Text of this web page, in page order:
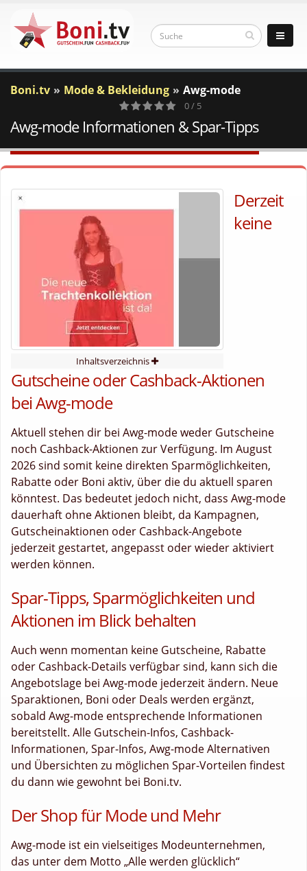
Boni.tv Mode & Bekleidung Awg-mode
0
Votes
0 / 5
Awg-mode Informationen & Spar-Tipps
Inhaltsverzeichnis
Derzeit
keine
Gutscheine oder Cashback-Aktionen
bei Awg-mode
Aktuell stehen dir bei Awg-mode weder Gutscheine
noch Cashback-Aktionen zur Verfügung. Im August
2026 sind somit keine direkten Sparmöglichkeiten,
Rabatte oder Boni aktiv, über die du aktuell sparen
könntest. Das bedeutet jedoch nicht, dass Awg-mode
dauerhaft ohne Aktionen bleibt, da Kampagnen,
Gutscheinaktionen oder Cashback-Angebote
jederzeit gestartet, angepasst oder wieder aktiviert
werden können.
Spar-Tipps, Sparmöglichkeiten und
Aktionen im Blick behalten
Auch wenn momentan keine Gutscheine, Rabatte
oder Cashback-Details verfügbar sind, kann sich die
Angebotslage bei Awg-mode jederzeit ändern. Neue
Sparaktionen, Boni oder Deals werden ergänzt,
sobald Awg-mode entsprechende Informationen
bereitstellt. Alle Gutschein-Infos, Cashback-
Informationen, Spar-Infos, Awg-mode Alternativen
und Übersichten zu möglichen Spar-Vorteilen findest
du dann wie gewohnt bei Boni.tv.
Der Shop für Mode und Mehr
Awg-mode ist ein vielseitiges Modeunternehmen,
das unter dem Motto „Alle werden glücklich“